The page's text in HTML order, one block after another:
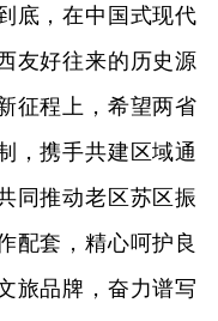
底，在中国式现代
友好往来的历史源
征程上，希望两省
，携手共建区域通
同推动老区苏区振
配套，精心呵护良
旅品牌，奋力谱写